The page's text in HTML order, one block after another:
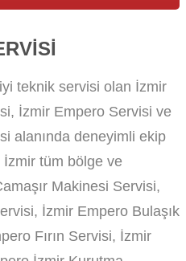
teknik servisi olan İzmir
İzmir Empero Servisi ve
alanında deneyimli ekip
tüm bölge ve
Makinesi Servisi,
İzmir Empero Bulaşık
Fırın Servisi, İzmir